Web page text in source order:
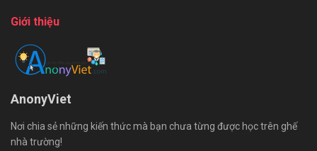
Giới thiệu
AnonyViet
Nơi chia sẻ những kiến thức mà bạn chưa từng được học trên ghế
nhà trường!